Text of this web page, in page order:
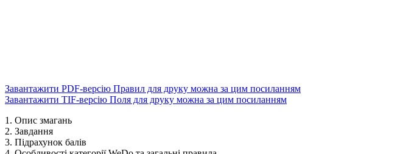
Завантажити PDF-версію Правил для друку можна за цим посиланням
Завантажити TIF-версію Поля для друку можна за цим посиланням
1. Опис змагань
2. Завдання
3. Підрахунок балів